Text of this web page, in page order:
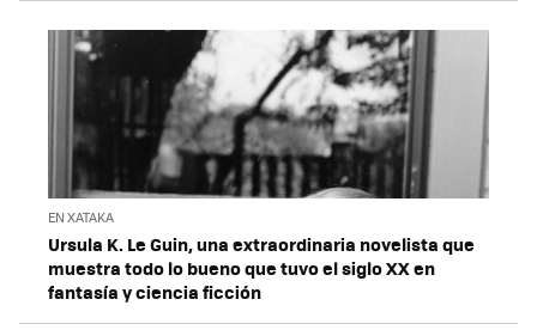
EN XATAKA
Ursula K. Le Guin, una extraordinaria novelista que
muestra todo lo bueno que tuvo el siglo XX en
fantasía y ciencia ficción